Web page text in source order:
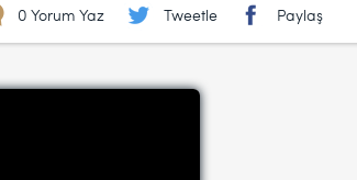
0 Yorum Yaz Tweetle Paylaş